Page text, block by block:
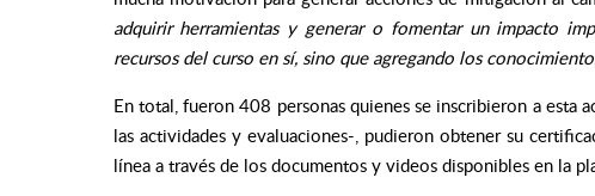
adquirir herramientas y generar o fomentar un impacto
recursos del curso en sí, sino que agregando los
En total, fueron 408 personas quienes se inscribieron a
las actividades y evaluaciones-, pudieron obtener su
línea a través de los documentos y videos disponibles en la